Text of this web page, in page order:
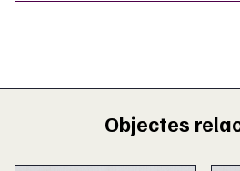
Objectes